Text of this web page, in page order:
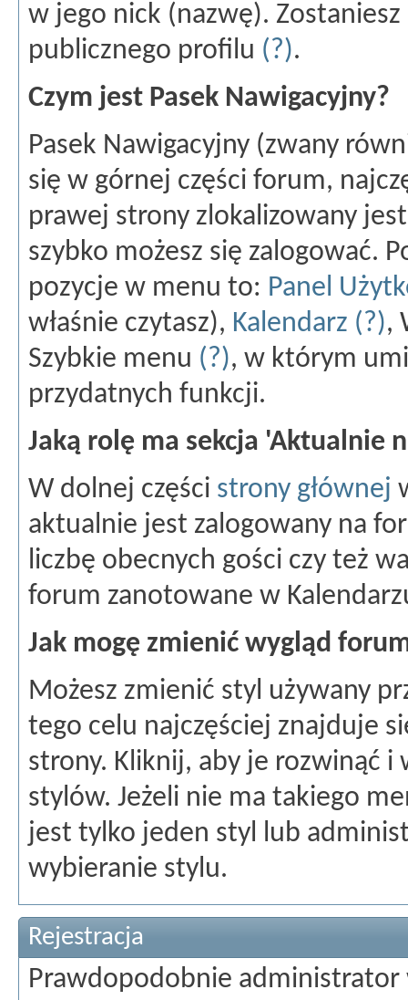
w jego nick (nazwę).
publicznego profilu (?).
Czym jest Pasek Nawigacyjny?
Pasek Nawigacyjny (zwany
się w górnej części forum,
prawej strony zlokalizowany
szybko możesz się zalogować.
pozycje w menu to: Panel
właśnie czytasz), Kalendarz (?),
Szybkie menu (?), w którym
przydatnych funkcji.
Jaką rolę ma sekcja 'Aktualnie
W dolnej części strony głównej
aktualnie jest zalogowany na
liczbę obecnych gości czy też
forum zanotowane w
Jak mogę zmienić wygląd
Możesz zmienić styl używany
tego celu najczęściej znajduje
strony. Kliknij, aby je rozwinąć
stylów. Jeżeli nie ma takiego
jest tylko jeden styl lub
wybieranie stylu.
Rejestracja
Prawdopodobnie